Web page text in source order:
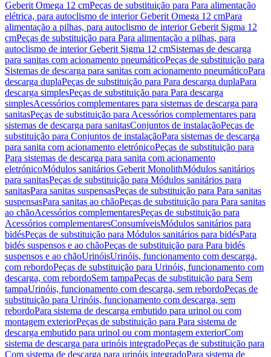
Geberit Omega 12 cmPeças de substituição para Para alimentação
elétrica, para autoclismo de interior Geberit Omega 12 cmPara
alimentação a pilhas, para autoclismo de interior Geberit Sigma 12
cmPeças de substituição para Para alimentação a pilhas, para
autoclismo de interior Geberit Sigma 12 cmSistemas de descarga
para sanitas com acionamento pneumáticoPeças de substituição para
Sistemas de descarga para sanitas com acionamento pneumáticoPara
descarga duplaPeças de substituição para Para descarga duplaPara
descarga simplesPeças de substituição para Para descarga
simplesAcessórios complementares para sistemas de descarga para
sanitasPeças de substituição para Acessórios complementares para
sistemas de descarga para sanitasConjuntos de instalaçãoPeças de
substituição para Conjuntos de instalaçãoPara sistemas de descarga
para sanita com acionamento eletrónicoPeças de substituição para
Para sistemas de descarga para sanita com acionamento
eletrónicoMódulos sanitários Geberit MonolithMódulos sanitários
para sanitasPeças de substituição para Módulos sanitários para
sanitasPara sanitas suspensasPeças de substituição para Para sanitas
suspensasPara sanitas ao chãoPeças de substituição para Para sanitas
ao chãoAcessórios complementaresPeças de substituição para
Acessórios complementaresConsumíveisMódulos sanitários para
bidésPeças de substituição para Módulos sanitários para bidésPara
bidés suspensos e ao chãoPeças de substituição para Para bidés
suspensos e ao chãoUrinóisUrinóis, funcionamento com descarga,
com rebordoPeças de substituição para Urinóis, funcionamento com
descarga, com rebordoSem tampaPeças de substituição para Sem
tampaUrinóis, funcionamento com descarga, sem rebordoPeças de
substituição para Urinóis, funcionamento com descarga, sem
rebordoPara sistema de descarga embutido para urinol ou com
montagem exteriorPeças de substituição para Para sistema de
descarga embutido para urinol ou com montagem exteriorCom
sistema de descarga para urinóis integradoPeças de substituição para
Com sistema de descarga para urinóis integradoPara sistema de